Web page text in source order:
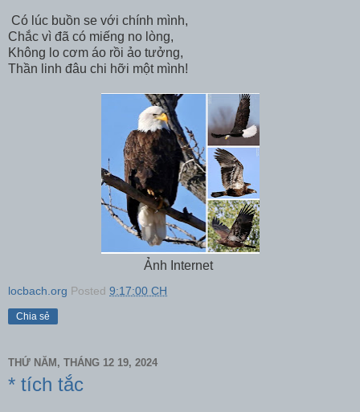
Có lúc buồn se với chính mình,
Chắc vì đã có miếng no lòng,
Không lo cơm áo rồi ảo tưởng,
Thần linh đâu chi hỡi một mình!
Ảnh Internet
locbach.org Posted 9:17:00 CH
Chia sẻ
THỨ NĂM, THÁNG 12 19, 2024
* tích tắc